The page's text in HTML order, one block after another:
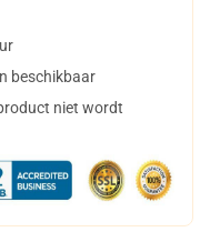
beschikbaar
niet wordt